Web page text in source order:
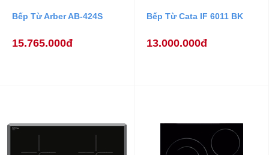
Bếp Từ Arber AB-424S
15.765.000đ
Bếp Từ Cata IF 6011 BK
13.000.000đ